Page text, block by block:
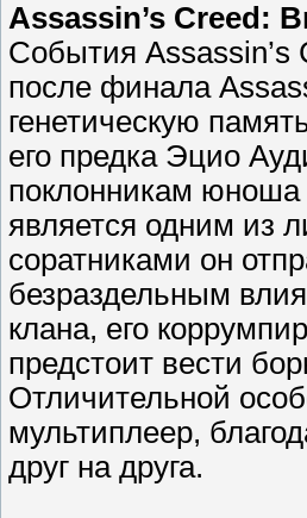
Assassin’s Creed:
События Assassin’s
после финала
генетическую
его предка Эцио
поклонникам юноша
является одним из
соратниками он
безраздельным
клана, его
предстоит вести
Отличительной
мультиплеер,
друг на друга.